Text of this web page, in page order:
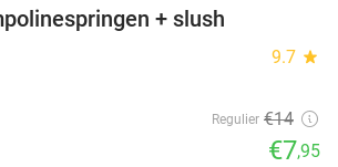
+ slush
9.7 star
Regulier €14
€7,95